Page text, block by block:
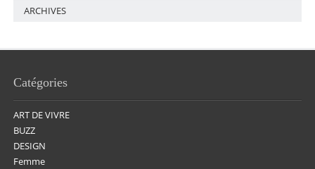
ARCHIVES
Catégories
ART DE VIVRE
BUZZ
DESIGN
Femme